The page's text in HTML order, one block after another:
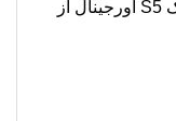
برای تشخیص سیبک فرمان راست جک S5 اورجینال از